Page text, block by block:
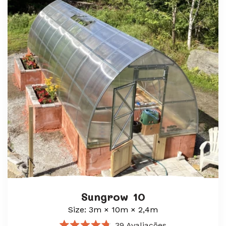
Sungrow 10
Size: 3m × 10m × 2,4m